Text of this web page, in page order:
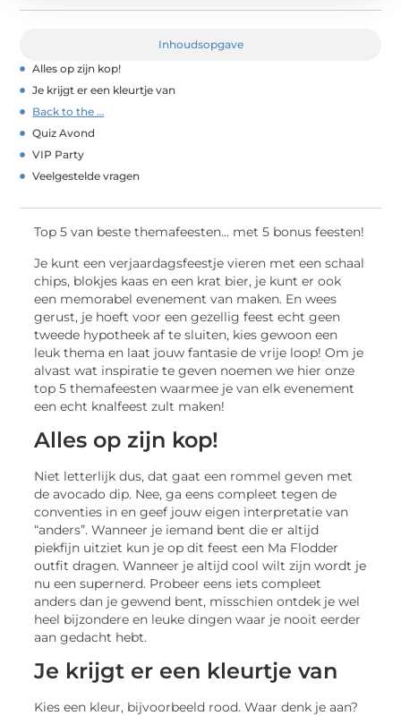
Inhoudsopgave
Alles op zijn kop!
Je krijgt er een kleurtje van
Back to the …
Quiz Avond
VIP Party
Veelgestelde vragen
Top 5 van beste themafeesten… met 5 bonus feesten!
Je kunt een verjaardagsfeestje vieren met een schaal
chips, blokjes kaas en een krat bier, je kunt er ook
een memorabel evenement van maken. En wees
gerust, je hoeft voor een gezellig feest echt geen
tweede hypotheek af te sluiten, kies gewoon een
leuk thema en laat jouw fantasie de vrije loop! Om je
alvast wat inspiratie te geven noemen we hier onze
top 5 themafeesten waarmee je van elk evenement
een echt knalfeest zult maken!
Alles op zijn kop!
Niet letterlijk dus, dat gaat een rommel geven met
de avocado dip. Nee, ga eens compleet tegen de
conventies in en geef jouw eigen interpretatie van
“anders”. Wanneer je iemand bent die er altijd
piekfijn uitziet kun je op dit feest een Ma Flodder
outfit dragen. Wanneer je altijd cool wilt zijn wordt je
nu een supernerd. Probeer eens iets compleet
anders dan je gewend bent, misschien ontdek je wel
heel bijzondere en leuke dingen waar je nooit eerder
aan gedacht hebt.
Je krijgt er een kleurtje van
Kies een kleur, bijvoorbeeld rood. Waar denk je aan?